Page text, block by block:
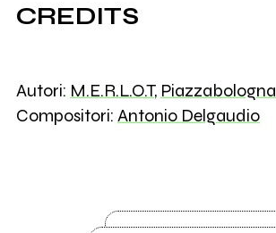
CREDITS
Autori: M.E.R.L.O.T, Piazzabologna
Compositori: Antonio Delgaudio